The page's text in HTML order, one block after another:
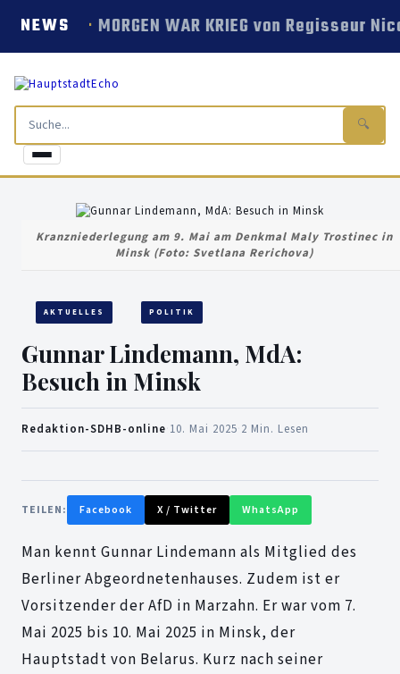
NEWS MORGEN WAR KRIEG von Regisseur
🔍
Kranzniederlegung am 9. Mai am Denkmal Maly Trostinec in
Minsk (Foto: Svetlana Rerichova)
AKTUELLES POLITIK
Gunnar Lindemann, MdA:
Besuch in Minsk
Redaktion-SDHB-online 10. Mai 2025 2 Min. Lesen
TEILEN: Facebook X / Twitter WhatsApp
Man kennt Gunnar Lindemann als Mitglied des
Berliner Abgeordnetenhauses. Zudem ist er
Vorsitzender der AfD in Marzahn. Er war vom 7.
Mai 2025 bis 10. Mai 2025 in Minsk, der
Hauptstadt von Belarus. Kurz nach seiner